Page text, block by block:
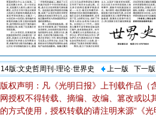
14版:文史哲周刊·理论·世界史 上一版 下一版
版权声明：凡《光明日报》上刊载作品（
网授权不得转载、摘编、改编、篡改或以
的方式使用，授权转载的请注明来源“《光